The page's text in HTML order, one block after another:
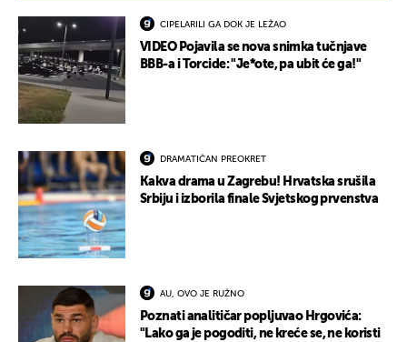
CIPELARILI GA DOK JE LEŽAO
VIDEO Pojavila se nova snimka tučnjave
BBB-a i Torcide: "Je*ote, pa ubit će ga!"
DRAMATIČAN PREOKRET
Kakva drama u Zagrebu! Hrvatska srušila
Srbiju i izborila finale Svjetskog prvenstva
AU, OVO JE RUŽNO
Poznati analitičar popljuvao Hrgovića:
"Lako ga je pogoditi, ne kreće se, ne koristi